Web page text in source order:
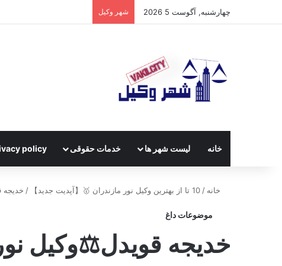
چهارشنبه, آگوست 5 2026 شهر وکیل
خانه لیست شهر ها خدمات حقوقی policy
خانه / 10 تا از بهترین وکیل نور مازندران 🥇【آپدیت جدید】 / خدیجه
موضوعات داغ
خدیجه قویدل⚖️وکیل نور